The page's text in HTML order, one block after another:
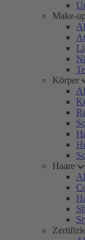
Make-
Körper
Haare